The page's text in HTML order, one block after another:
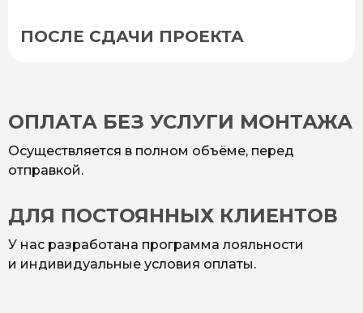
ПОСЛЕ СДАЧИ ПРОЕКТА
ОПЛАТА БЕЗ УСЛУГИ МОНТАЖА
Осуществляется в полном объёме, перед
отправкой.
ДЛЯ ПОСТОЯННЫХ КЛИЕНТОВ
У нас разработана программа лояльности
и индивидуальные условия оплаты.